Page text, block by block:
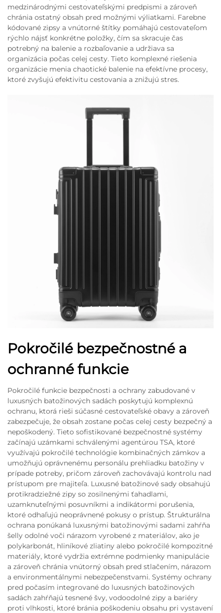
medzinárodnými cestovateľskými predpismi a zároveň
chránia ostatný obsah pred možnými výliatkami. Farebne
kódované zipsy a vnútorné štítky pomáhajú cestovateľom
rýchlo nájsť konkrétne položky, čím sa skracuje čas
potrebný na balenie a rozbaľovanie a udržiava sa
organizácia počas celej cesty. Tieto komplexné riešenia
organizácie menia chaotické balenie na efektívne procesy,
ktoré zvyšujú efektivitu cestovania a znižujú stres.
Pokročilé bezpečnostné a
ochranné funkcie
Pokročilé funkcie bezpečnosti a ochrany zabudované v
luxusných batožinových sadách poskytujú komplexnú
ochranu, ktorá rieši súčasné cestovateľské obavy a zároveň
zabezpečuje, že obsah zostane počas celej cesty bezpečný a
nepoškodený. Tieto sofistikované bezpečnostné systémy
začínajú uzámkami schválenými agentúrou TSA, ktoré
využívajú pokročilé technológie kombinačných zámkov a
umožňujú oprávnenému personálu prehliadku batožiny v
prípade potreby, pričom zároveň zachovávajú kontrolu nad
prístupom pre majiteľa. Luxusné batožinové sady obsahujú
protikradziežné zipy so zosilnenými ťahadlami,
uzamknuteľnými posuvníkmi a indikátormi porušenia,
ktoré odhaľujú neoprávnené pokusy o prístup. Štrukturálna
ochrana ponúkaná luxusnými batožinovými sadami zahŕňa
šelly odolné voči nárazom vyrobené z materiálov, ako je
polykarbonát, hliníkové zliatiny alebo pokročilé kompozitné
materiály, ktoré vydržia extrémne podmienky manipulácie
a zároveň chránia vnútorný obsah pred stlačením, nárazom
a environmentálnymi nebezpečenstvami. Systémy ochrany
pred počasím integrované do luxusných batožinových
sadách zahŕňajú tesnené švy, vodoodolné zipy a bariéry
proti vlhkosti, ktoré bránia poškodeniu obsahu pri vystavení